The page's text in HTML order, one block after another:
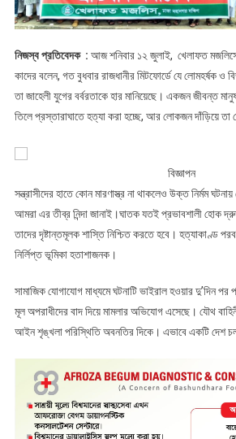
নিজস্ব প্রতিবেদক : আজ শনিবার ১২ জুলাই, খেলাফত
কাদের বলেন, গত বুধবার রাজধানীর মিটফোর্ডে যে লোমহর্ষক ও
তা জাহেলী যুগের বর্বরতাকে হার মানিয়েছে। একজন জীবন্ত
তিলে প্রস্তারাঘাতে হত্যা করা হচ্ছে, আর লোকজন দাঁড়িয়ে তা
বিজ্ঞাপন
সন্ত্রাসীদের হাতে কোন মারণাস্ত্র না থাকলেও উক্ত নির্মম
আমরা এর তীব্র নিন্দা জানাই।ঘাতক যতই প্রভাবশালী হোক
তাদের দৃষ্টান্তমূলক শাস্তি নিশ্চিত করতে হবে। হত্যাকাণ্ড
নির্লিপ্ত ভূমিকা হতাশাজনক।
সামাজিক যোগাযোগ মাধ্যমে ঘটনাটি ভাইরাল হওয়ার দু’দিন
মূল অপরাধীদের বাদ দিয়ে মামলার অভিযোগ এসেছে। যৌথ
আইন শৃঙ্খলা পরিস্থিতি অবনতির দিকে। এভাবে একটি দেশ